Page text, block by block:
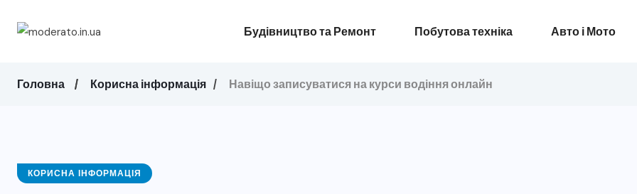
Будівництво та Ремонт Побутова техніка Авто і Мото
Головна Корисна інформація Навіщо записуватися на курси водіння онлайн
КОРИСНА ІНФОРМАЦІЯ